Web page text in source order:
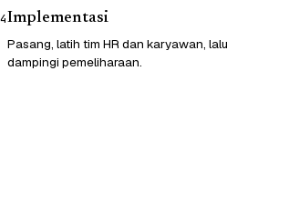
Implementasi
Pasang, latih tim HR dan karyawan, lalu
dampingi pemeliharaan.